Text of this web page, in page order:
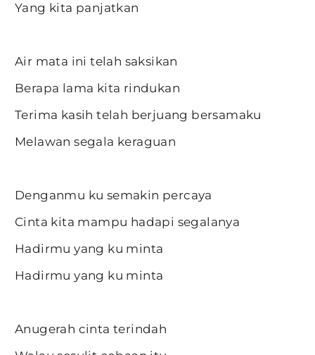
Yang kita panjatkan
Air mata ini telah saksikan
Berapa lama kita rindukan
Terima kasih telah berjuang bersamaku
Melawan segala keraguan
Denganmu ku semakin percaya
Cinta kita mampu hadapi segalanya
Hadirmu yang ku minta
Hadirmu yang ku minta
Anugerah cinta terindah